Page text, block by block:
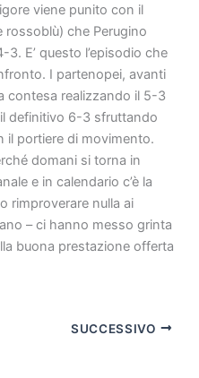
viene punito con il
che Perugino
E’ questo l’episodio che
I partenopei, avanti
contesa realizzando il 5-3
definitivo 6-3 sfruttando
il portiere di movimento.
domani si torna in
e in calendario c’è la
rimproverare nulla ai
– ci hanno messo grinta
buona prestazione offerta
SUCCESSIVO